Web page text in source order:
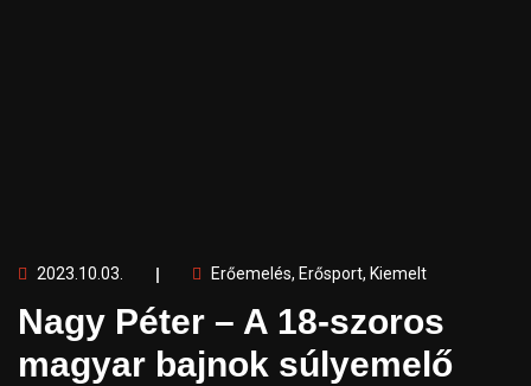
2023.10.03. Erőemelés, Erősport, Kiemelt
Nagy Péter – A 18-szoros
magyar bajnok súlyemelő